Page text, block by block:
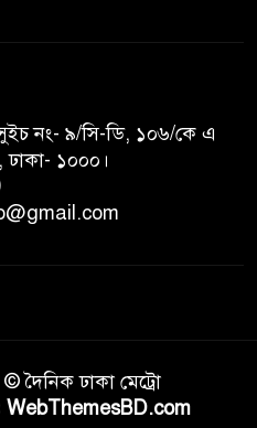
নং- ৯/সি-ডি, ১০৬/কে এ
ঢাকা- ১০০০।
দৈনিক ঢাকা মেট্রো
WebThemesBD.com